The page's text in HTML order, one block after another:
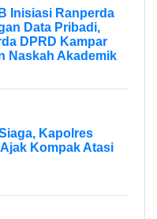
Inisiasi Ranperda
Data Pribadi,
DPRD Kampar
Naskah Akademik
Kapolres
Kompak Atasi